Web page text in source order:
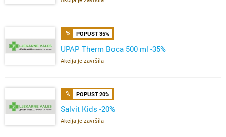
POPUST 35%
UPAP Therm Boca 500 ml -35%
Akcija je završila
POPUST 20%
Salvit Kids -20%
Akcija je završila